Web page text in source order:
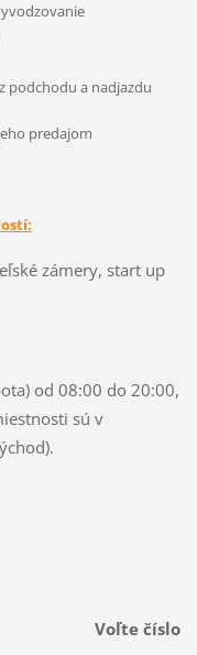
podchodu a nadjazdu
predajom
zámery, start up
od 08:00 do 20:00,
sú v
Voľte číslo